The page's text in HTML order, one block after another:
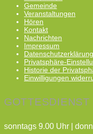
Gemeinde
Veranstaltungen
Hören
Kontakt
Nachrichten
Impressum
Datenschutzerklärung
Privatsphäre-
Historie der
Einwilligungen
sonntags 9.00 Uhr |